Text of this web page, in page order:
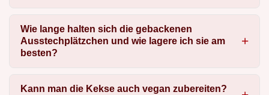
Wie lange halten sich die gebackenen
Ausstechplätzchen und wie lagere ich sie am
besten?
Kann man die Kekse auch vegan zubereiten?